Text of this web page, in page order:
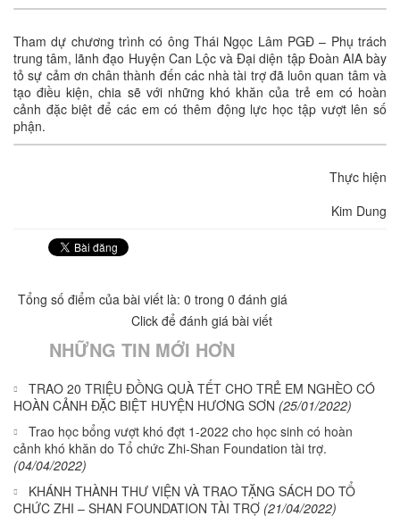
Tham dự chương trình có ông Thái Ngọc Lâm PGĐ – Phụ trách
trung tâm, lãnh đạo Huyện Can Lộc và Đại diện tập Đoàn AIA bày
tỏ sự cảm ơn chân thành đến các nhà tài trợ đã luôn quan tâm và
tạo điều kiện, chia sẽ với những khó khăn của trẻ em có hoàn
cảnh đặc biệt để các em có thêm động lực học tập vượt lên số
phận.
Thực hiện
Kim Dung
Tổng số điểm của bài viết là: 0 trong 0 đánh giá
Click để đánh giá bài viết
NHỮNG TIN MỚI HƠN
TRAO 20 TRIỆU ĐỒNG QUÀ TẾT CHO TRẺ EM NGHÈO CÓ
HOÀN CẢNH ĐẶC BIỆT HUYỆN HƯƠNG SƠN (25/01/2022)
Trao học bổng vượt khó đợt 1-2022 cho học sinh có hoàn
cảnh khó khăn do Tổ chức Zhi-Shan Foundation tài trợ.
(04/04/2022)
KHÁNH THÀNH THƯ VIỆN VÀ TRAO TẶNG SÁCH DO TỔ
CHỨC ZHI – SHAN FOUNDATION TÀI TRỢ (21/04/2022)